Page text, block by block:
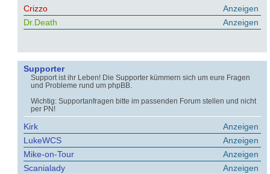
Anzeigen
Crizzo
Anzeigen
Dr.Death
Supporter
Support ist ihr Leben! Die Supporter kümmern sich um eure Fragen
und Probleme rund um phpBB.
Wichtig: Supportanfragen bitte im passenden Forum stellen und nicht
per PN!
Anzeigen
Kirk
Anzeigen
LukeWCS
Anzeigen
Mike-on-Tour
Anzeigen
Scanialady